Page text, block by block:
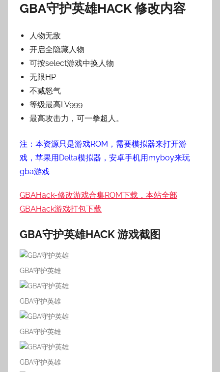
GBA守护英雄HACK 修改内容
人物无敌
开启全隐藏人物
可按select游戏中换人物
无限HP
不减怒气
等级最高LV999
最高攻击力，可一拳超人。
注：本资源只是游戏ROM，需要模拟器来打开游
戏，苹果用Delta模拟器，安卓手机用myboy来玩
gba游戏
GBAHack-修改游戏合集ROM下载，本站全部
GBAHack游戏打包下载
GBA守护英雄HACK 游戏截图
GBA守护英雄
GBA守护英雄
GBA守护英雄
GBA守护英雄